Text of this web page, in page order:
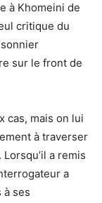
à Khomeini de
critique du
sur le front de
cas, mais on lui
à traverser
a remis
a
ses